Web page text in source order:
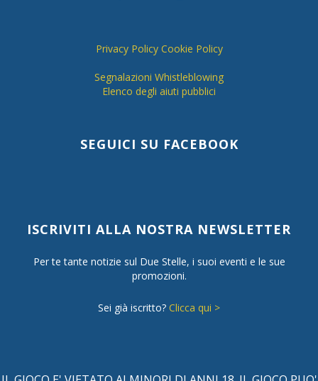
Privacy Policy Cookie Policy
Segnalazioni Whistleblowing
Elenco degli aiuti pubblici
SEGUICI SU FACEBOOK
ISCRIVITI ALLA NOSTRA NEWSLETTER
Per te tante notizie sul Due Stelle, i suoi eventi e le sue
promozioni.
Sei già iscritto? Clicca qui >